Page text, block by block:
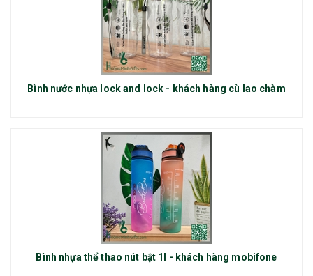
Bình nước nhựa lock and lock - khách hàng cù lao chàm
Bình nhựa thể thao nút bật 1l - khách hàng mobifone